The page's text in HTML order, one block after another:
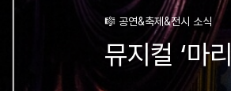
🎼 공연&축제&전시 소식
뮤지컬 ‘마